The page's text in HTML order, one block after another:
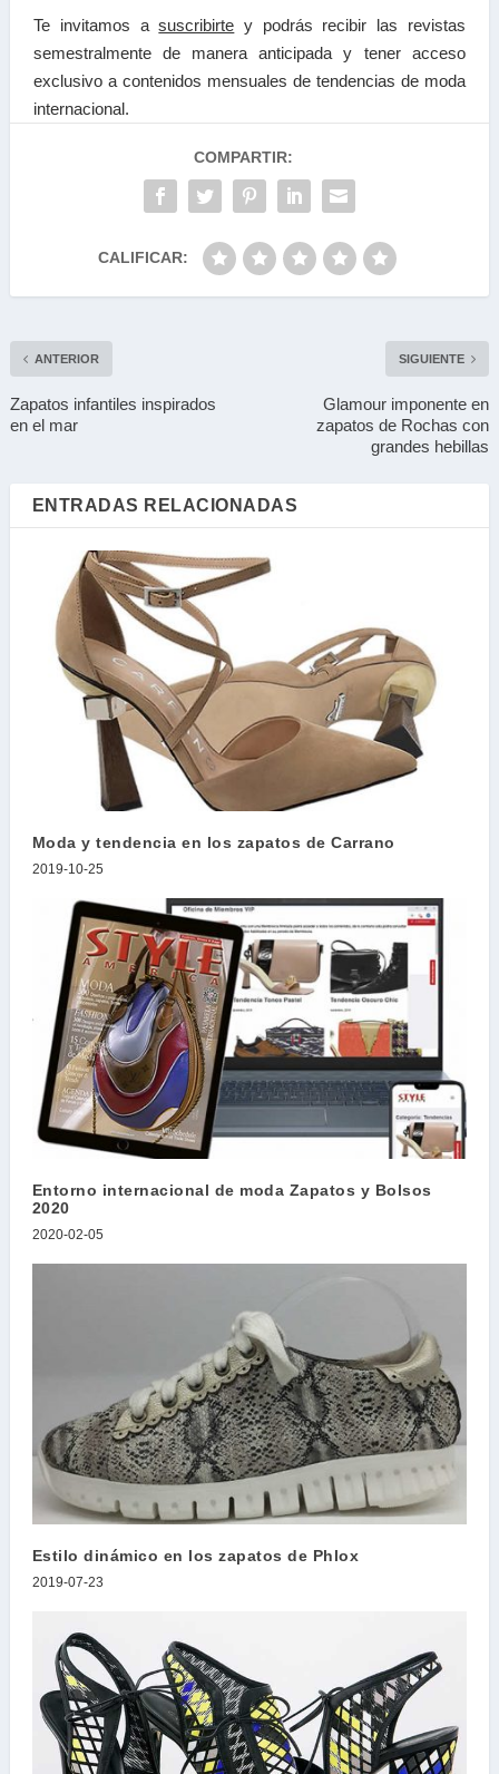
Te invitamos asuscribirte y podrás recibir las revistas
semestralmente de manera anticipada y tener acceso
exclusivo a contenidos mensuales de tendencias de moda
internacional.
COMPARTIR:
CALIFICAR:
ANTERIOR
Zapatos infantiles inspirados
en el mar
SIGUIENTE
Glamour imponente en
zapatos de Rochas con
grandes hebillas
ENTRADAS RELACIONADAS
Moda y tendencia en los zapatos de Carrano
2019-10-25
Entorno internacional de moda Zapatos y Bolsos
2020
2020-02-05
Estilo dinámico en los zapatos de Phlox
2019-07-23